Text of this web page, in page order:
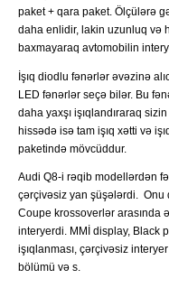
paket + qara paket. Ölçülərə
daha enlidir, lakin uzunluq və
baxmayaraq avtomobilin
İşıq diodlu fənərlər əvəzinə
LED fənərlər seçə bilər. Bu
daha yaxşı işıqlandıraraq
hissədə isə tam işıq xətti və
paketində mövcüddur.
Audi Q8-i rəqib modellərdən
çərçivəsiz yan şüşələrdi. Onu
Coupe krossoverlər arasında
interyerdi. MMİ display, Black
işıqlanması, çərçivəsiz
bölümü və s.